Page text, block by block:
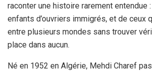
raconter une histoire rarement entendue
enfants d’ouvriers immigrés, et de ceux
entre plusieurs mondes sans trouver
place dans aucun.
Né en 1952 en Algérie, Mehdi Charef